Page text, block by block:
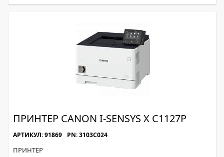
ПРИНТЕР CANON I-SENSYS X C1127P
АРТИКУЛ: 91869 PN: 3103C024
ПРИНТЕР